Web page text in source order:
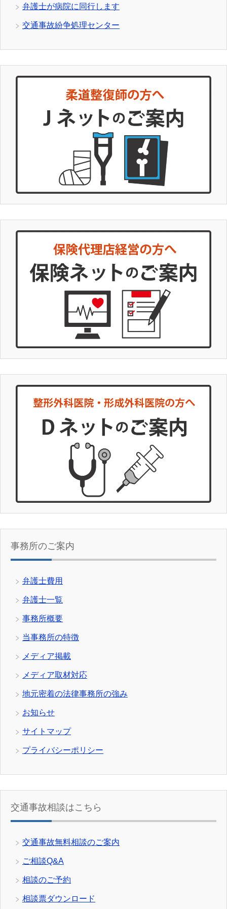
弁護士が病院に同行します
交通事故紛争処理センター
事務所のご案内
弁護士費用
弁護士一覧
事務所概要
当事務所の特徴
メディア掲載
メディア取材対応
地元密着の法律事務所の強み
お知らせ
サイトマップ
プライバシーポリシー
交通事故相談はこちら
交通事故無料相談のご案内
ご相談Q&A
相談のご予約
相談票ダウンロード